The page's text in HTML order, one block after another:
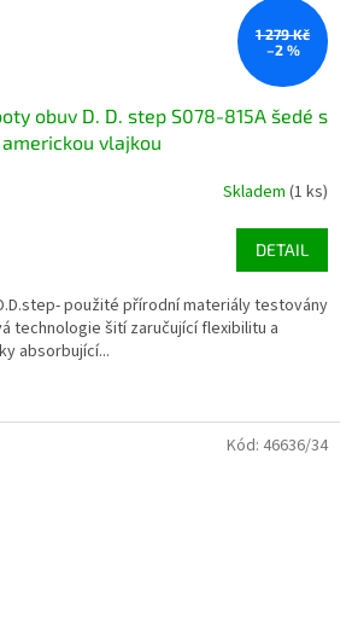
1 279 Kč
–2 %
obuv D. D. step S078-815A šedé s
americkou vlajkou
Skladem (1 ks)
DETAIL
použité přírodní materiály testovány
technologie šití zaručující flexibilitu a
absorbující...
Kód: 46636/34